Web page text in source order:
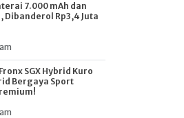
7.000 mAh dan
Dibanderol Rp3,4 Juta
SGX Hybrid Kuro
Bergaya Sport